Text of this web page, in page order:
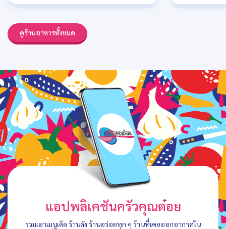
ดูร้านอาหารทั้งหมด
แอปพลิเคชันครัวคุณต๋อย
รวมเอาเมนูเด็ด ร้านดัง ร้านอร่อยทุก ๆ ร้านที่เคยออกอากาศใน